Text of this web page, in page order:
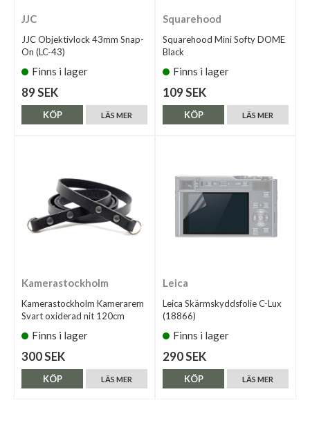
JJC
JJC Objektivlock 43mm Snap-
On (LC-43)
Finns i lager
89 SEK
LÄS MER
KÖP
Squarehood
Squarehood Mini Softy DOME
Black
Finns i lager
109 SEK
LÄS MER
KÖP
Kamerastockholm
Kamerastockholm Kamerarem
Svart oxiderad nit 120cm
Finns i lager
300 SEK
LÄS MER
KÖP
Leica
Leica Skärmskyddsfolie C-Lux
(18866)
Finns i lager
290 SEK
LÄS MER
KÖP